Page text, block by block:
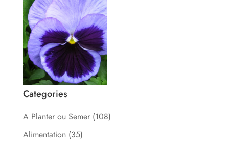
Categories
A Planter ou Semer (108)
Alimentation (35)